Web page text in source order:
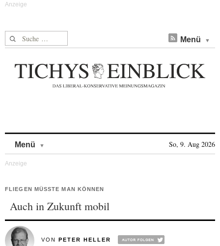
Suche nach: Menü
Menü So, 9. Aug 2026
FLIEGEN MÜSSTE MAN KÖNNEN
Auch in Zukunft mobil
VON PETER HELLER